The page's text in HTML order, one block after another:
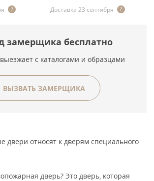
Доставка 23 сентября
замерщика бесплатно
с каталогами и образцами
ВЫЗВАТЬ ЗАМЕРЩИКА
двери относят к дверям специального
дверь? Это дверь, которая